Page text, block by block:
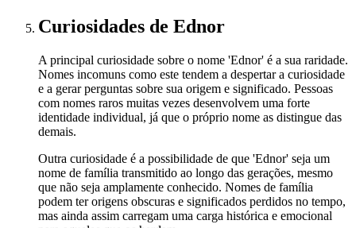
Curiosidades de Ednor
A principal curiosidade sobre o nome 'Ednor' é a sua raridade.
Nomes incomuns como este tendem a despertar a curiosidade
e a gerar perguntas sobre sua origem e significado. Pessoas
com nomes raros muitas vezes desenvolvem uma forte
identidade individual, já que o próprio nome as distingue das
demais.
Outra curiosidade é a possibilidade de que 'Ednor' seja um
nome de família transmitido ao longo das gerações, mesmo
que não seja amplamente conhecido. Nomes de família
podem ter origens obscuras e significados perdidos no tempo,
mas ainda assim carregam uma carga histórica e emocional